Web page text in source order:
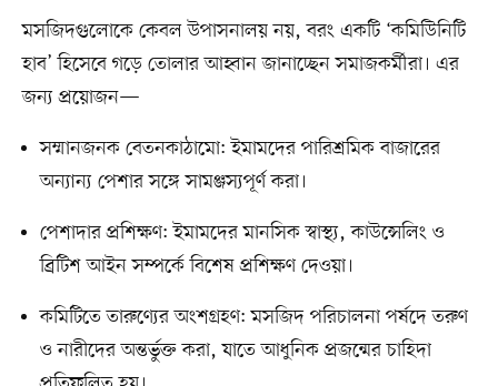
মসজিদগুলোকে কেবল উপাসনালয় নয়, বরং একটি ‘কমিউিনিটি
হাব’ হিসেবে গড়ে তোলার আহ্বান জানাচ্ছেন সমাজকর্মীরা। এর
জন্য প্রয়োজন—
সম্মানজনক বেতনকাঠামো: ইমামদের পারিশ্রমিক বাজারের
অন্যান্য পেশার সঙ্গে সামঞ্জস্যপূর্ণ করা।
পেশাদার প্রশিক্ষণ: ইমামদের মানসিক স্বাস্থ্য, কাউন্সেলিং ও
ব্রিটিশ আইন সম্পর্কে বিশেষ প্রশিক্ষণ দেওয়া।
কমিটিতে তারুণ্যের অংশগ্রহণ: মসজিদ পরিচালনা পর্ষদে তরুণ
ও নারীদের অন্তর্ভুক্ত করা, যাতে আধুনিক প্রজন্মের চাহিদা